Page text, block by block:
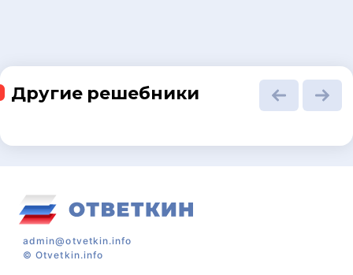
Другие решебники
admin@otvetkin.info
©Otvetkin.info